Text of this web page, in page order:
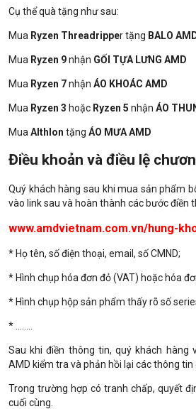
Cụ thể quà tặng như sau:
Mua Ryzen Threadripper tặng BALO
Mua Ryzen 9nhận GỐI TỰA LƯNG AMD
Mua Ryzen 7nhận ÁO KHOÁC AMD
Mua Ryzen 3 hoặc Ryzen 5 nhận ÁO
Mua Althlon tặng ÁO MƯA AMD
Điều khoản và điều lệ
Quý khách hàng sau khi mua sản phẩm
vào link sau và hoàn thành các bước điền
www.amdvietnam.com.vn/hung-
* Họ tên, số điện thoại, email, số CMND;
* Hình chụp hóa đơn đỏ (VAT) hoặc hóa
* Hình chụp hộp sản phẩm thấy rõ số
* ........
Sau khi điền thông tin, quý khách hàng
AMD kiểm tra và phản hồi lại các thông tin
Trong trường hợp có tranh chấp, quyết
cuối cùng.